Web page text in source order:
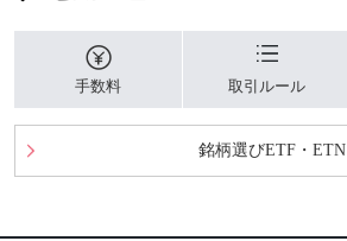
手数料 取引ルール
銘柄選びETF・ETN